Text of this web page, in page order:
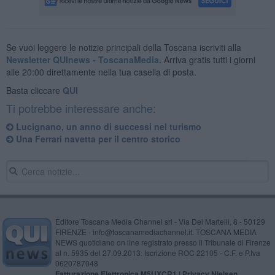
Se vuoi leggere le notizie principali della Toscana iscriviti alla
Newsletter QUInews - ToscanaMedia. Arriva gratis tutti i giorni
alle 20:00 direttamente nella tua casella di posta.
Basta cliccare QUI
Ti potrebbe interessare anche:
​Lucignano, un anno di successi nel turismo
Una Ferrari navetta per il centro storico
Editore Toscana Media Channel srl - Via Dei Martelli, 8 - 50129
FIRENZE - info@toscanamediachannel.it. TOSCANA MEDIA
NEWS quotidiano on line registrato presso il Tribunale di Firenze
al n. 5935 del 27.09.2013. Iscrizione ROC 22105 - C.F. e P.Iva
0620787048